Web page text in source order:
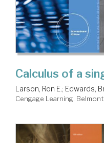
Calculus of a
Larson, Ron E.; Edwards,
Cengage Learning.